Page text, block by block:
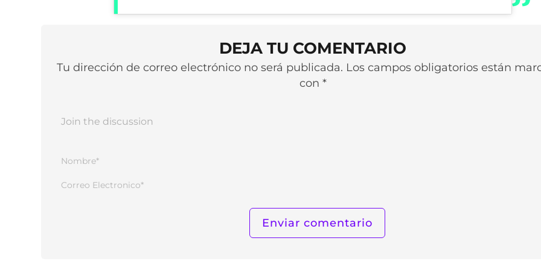
DEJA TU COMENTARIO
Tu dirección de correo electrónico no será publicada. Los campos obligatorios están
con *